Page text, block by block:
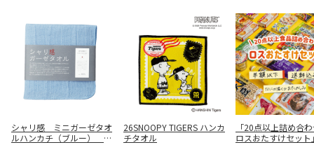
シャリ感 ミニガーゼタオ
ルハンカチ（ブルー） Ｓ
26SNOOPY TIGERS ハンカ
チタオル
「20点以上詰め合
ロスおたすけセット